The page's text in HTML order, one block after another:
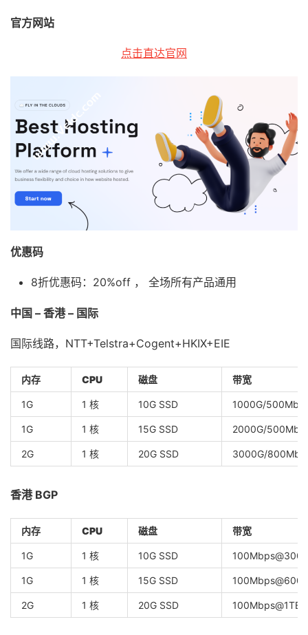
官方网站
点击直达官网
优惠码
8折优惠码：20%off ， 全场所有产品通用
中国 – 香港 – 国际
国际线路，NTT+Telstra+Cogent+HKIX+EIE
内存 CPU 磁盘 带宽
1G 1 核 10G SSD 1000G/
1G 1 核 15G SSD 2000G/
2G 1 核 20G SSD 3000G/
香港 BGP
内存 CPU 磁盘 带宽
1G 1 核 10G SSD
1G 1 核 15G SSD
2G 1 核 20G SSD 100Mbps@1TB